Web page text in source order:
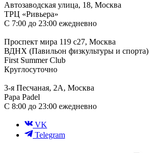
Автозаводская улица, 18, Москва
ТРЦ «Ривьера»
С 7:00 до 23:00 ежедневно
Проспект мира 119 с27, Москва
ВДНХ (Павильон физкультуры и спорта)
First Summer Club
Круглосуточно
3-я Песчаная, 2А, Москва
Papa Padel
С 8:00 до 23:00 ежедневно
VK
Telegram